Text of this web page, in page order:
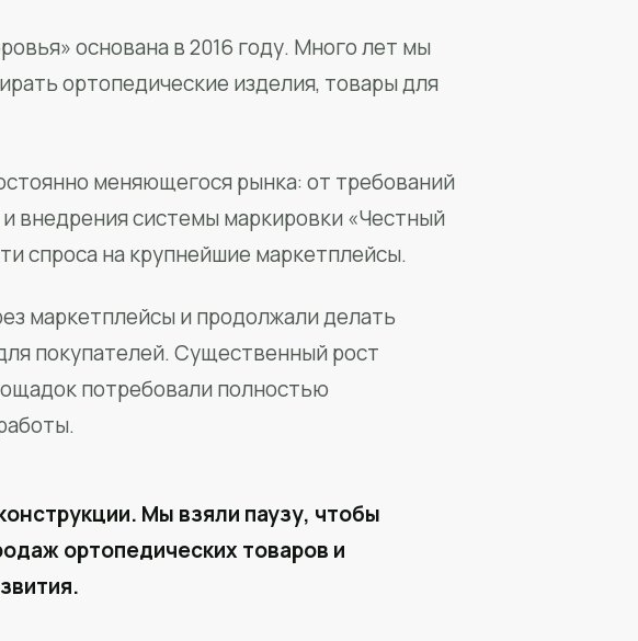
основана в 2016 году. Много лет мы
ортопедические изделия, товары для
меняющегося рынка: от требований
внедрения системы маркировки «Честный
спроса на крупнейшие маркетплейсы.
маркетплейсы и продолжали делать
покупателей. Существенный рост
потребовали полностью
Мы взяли паузу, чтобы
ортопедических товаров и